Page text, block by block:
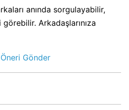
anında sorgulayabilir,
Arkadaşlarınıza
Gönder